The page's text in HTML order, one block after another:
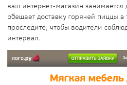
ваш интернет-магазин занимается
обещает доставку горячей пиццы в
проследите, чтобы водители
интервал.